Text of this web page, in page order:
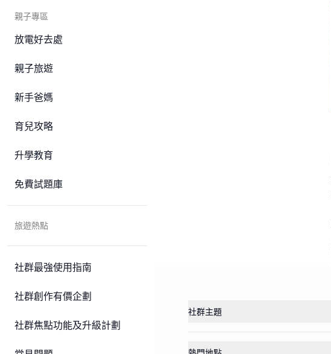
親子專區
放電好去處
親子旅遊
新手爸媽
育兒攻略
升學教育
免費試題庫
旅遊熱點
社群最強使用指南
社群創作有價企劃
社群焦點功能及升級計劃
社群主題